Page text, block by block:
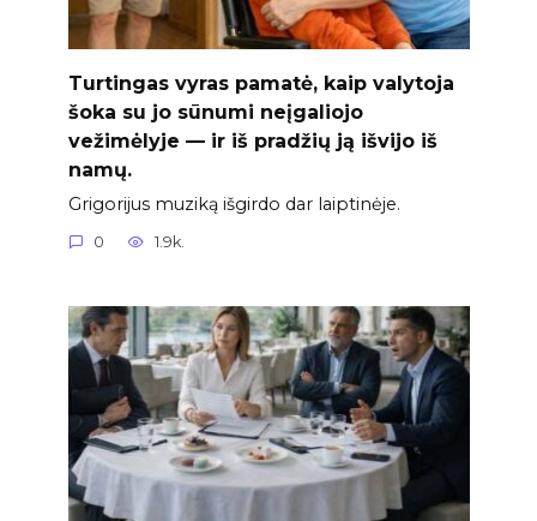
Turtingas vyras pamatė, kaip valytoja
šoka su jo sūnumi neįgaliojo
vežimėlyje — ir iš pradžių ją išvijo iš
namų.
Grigorijus muziką išgirdo dar laiptinėje.
0 1.9k.